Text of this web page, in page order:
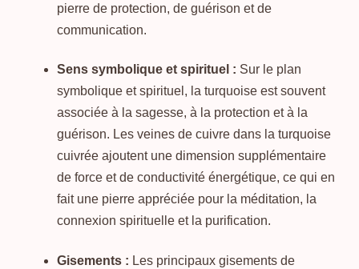
Presse
pierre de protection, de guérison et de
communication.
Sens symbolique et spirituel : Sur le plan
symbolique et spirituel, la turquoise est souvent
associée à la sagesse, à la protection et à la
guérison. Les veines de cuivre dans la turquoise
cuivrée ajoutent une dimension supplémentaire
de force et de conductivité énergétique, ce qui en
fait une pierre appréciée pour la méditation, la
connexion spirituelle et la purification.
Gisements : Les principaux gisements de